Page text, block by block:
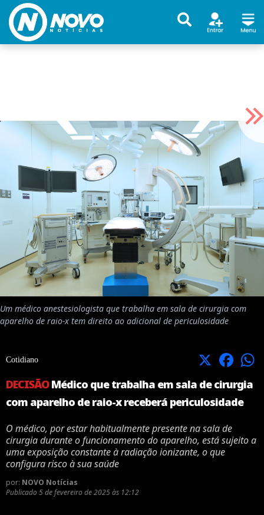
Um médico anestesiologista que trabalha em sala de cirurgia com
aparelho de raio-x tem direito ao adicional de periculosidade
Cotidiano X Facebook
DECISÃOMédico que trabalha em sala de cirurgia
com aparelho de raio-x receberá periculosidade
O médico, por estar habitualmente presente na sala de
cirurgia durante o funcionamento do aparelho, está sujeito a
uma exposição constante à radiação ionizante, o que
configura risco à sua saúde
por: NOVO Notícias
Publicado 5 de fevereiro de 2025 às 12:12